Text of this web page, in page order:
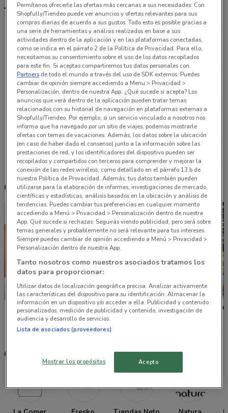
Tiendas Vitromex más cercanas
San Pedro Avenue San Antonio (mich)
9.1 km
Arquimedes 130 Ciudad De México
10.3 km
Juan Vázquez de Mella 481 Ciudad De México
10.6 km
Todas las tiendas Vitromex
Otros catálogos cercanos
NUEVO
La Comer
NUEVO
Fresko
Otras tiendas seleccionadas para ti
Permítanos ofrecerle las ofertas más cercanas a sus necesidades: Con
Shopfully/Tiendeo puede ver anuncios y ofertas relevantes para sus
compras diarias de acuerdo a sus gustos. Todo esto es posible gracias a
una serie de herramientas y análisis realizados en base a sus
actividades dentro de la aplicación y en las plataformas conectadas,
como se indica en el párrafo 2 de la Política de Privacidad. Para ello,
necesitamos su consentimiento sobre el uso de los datos recopilados
para este fin. Si aceptas compartiremos tus datos personales con
Partners de todo el mundo a través del uso de SDK externos. Puedes
cambiar de opinión siempre accediendo a Menu > Privacidad >
Personalización, dentro de nuestra App. ¿Qué sucede si acepta? Los
anuncios que verá dentro de la aplicación pueden tratar temas
relacionados con su historial de navegación en plataformas externas a
Shopfully/Tiendeo. Por ejemplo, si un servicio vinculado a nosotros nos
informa que ha navegado por un sitio de viajes, podemos mostrarle
ofertas con temas de vacaciones. Además, los datos sobre la ubicación
(en caso de haber dado el consenso) junto a la información sobre las
prestaciones de red, y los identificadores del dispositivo pueden ser
recopilados y compartidos con terceros para comprender y mejorar la
conexión de las redes wireless, como detallado en el párrafo 13.b de
nuestra Política de Provacidad. Además, tus datos también pueden
utilizarse para la elaboración de informes, investigaciones de mercado,
científicas y estadísticas, análisis basados en la ubicación y análisis de
tendencias. Puedes cambiar tus preferencias en cualquier momento
accediendo a Menú > Privacidad > Personalización dentro de nuestra
App. Qué sucede si rechazas: Seguirás viendo publicidad, pero será sobre
temas generales y probablemente no será relevante para tus intereses.
Siempre puedes cambiar de opinión accediendo a Menú > Privacidad >
Personalización dentro de nuestra App.
Tanto nosotros como nuestros asociados tratamos los
datos para proporcionar:
Utilizar datos de localización geográfica precisa. Analizar activamente
las características del dispositivo para su identificación. Almacenar la
información en un dispositivo y/o acceder a ella. Publicidad y contenido
personalizados, medición de publicidad y contenido, investigación de
audiencia y desarrollo de servicios.
Lista de asociados (proveedores)
Mostrar los propósitos Acepto